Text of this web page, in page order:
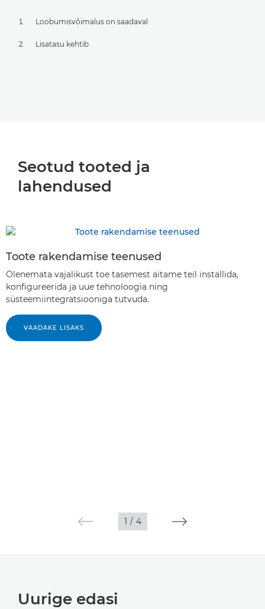
Loobumisvõimalus on saadaval
Lisatasu kehtib
Seotud tooted ja
lahendused
Toote rakendamise teenused
Olenemata vajalikust toe tasemest aitame teil installida,
konfigureerida ja uue tehnoloogia ning
süsteemiintegratsiooniga tutvuda.
VAADAKE LISAKS
1 / 4
Uurige edasi